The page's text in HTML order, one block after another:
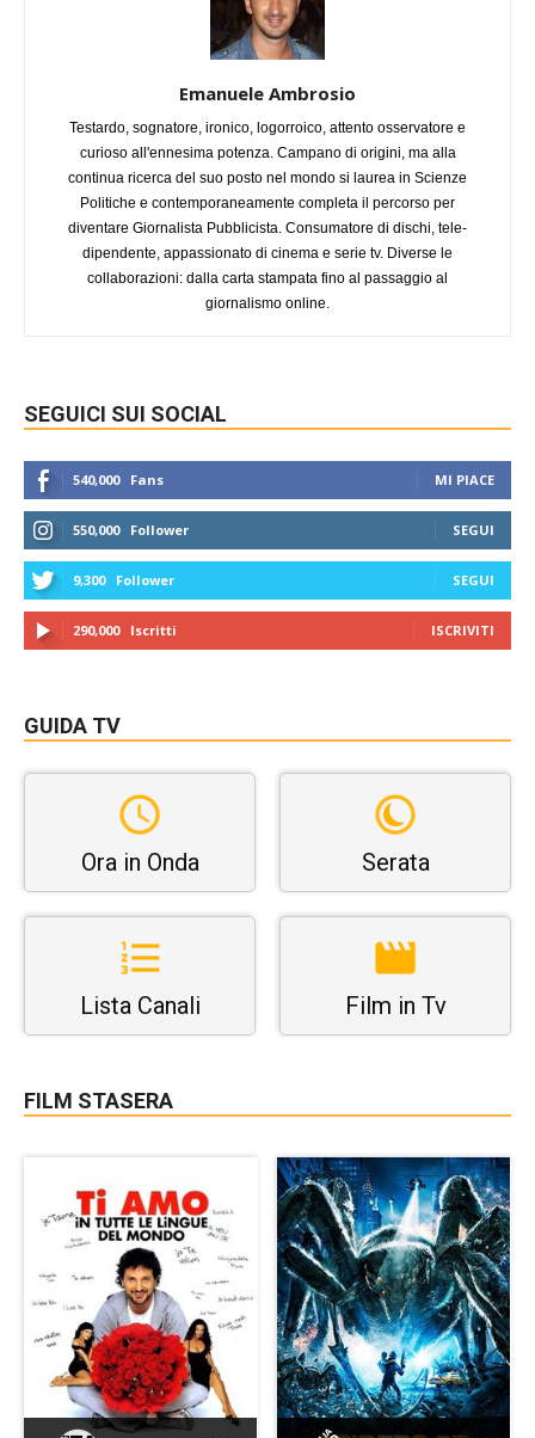
Emanuele Ambrosio
Testardo, sognatore, ironico, logorroico, attento osservatore e
curioso all'ennesima potenza. Campano di origini, ma alla
continua ricerca del suo posto nel mondo si laurea in Scienze
Politiche e contemporaneamente completa il percorso per
diventare Giornalista Pubblicista. Consumatore di dischi, tele-
dipendente, appassionato di cinema e serie tv. Diverse le
collaborazioni: dalla carta stampata fino al passaggio al
giornalismo online.
SEGUICI SUI SOCIAL
540,000 Fans MI PIACE
550,000 Follower SEGUI
9,300 Follower SEGUI
290,000 Iscritti ISCRIVITI
GUIDA TV
Ora in Onda Serata
Lista Canali Film in Tv
FILM STASERA